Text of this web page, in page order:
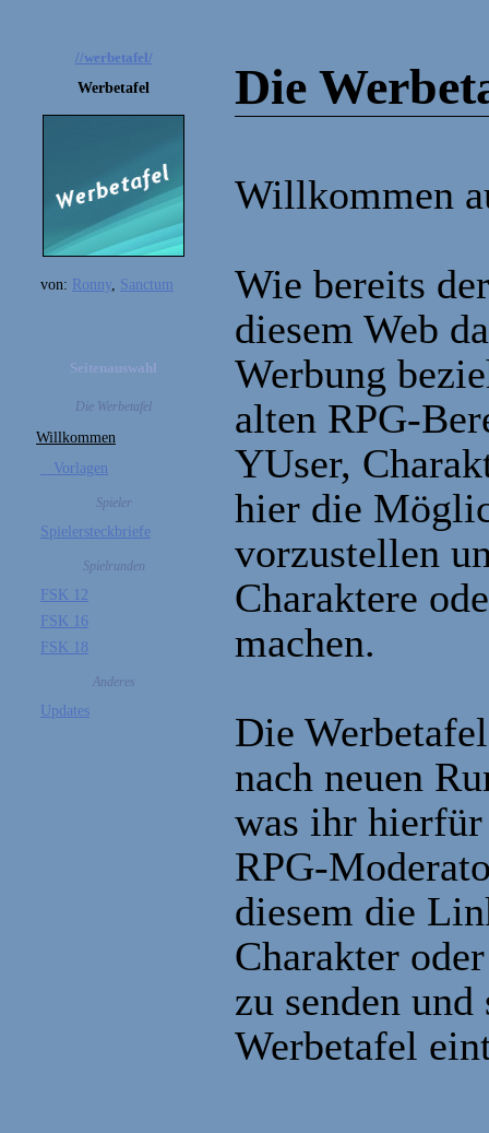
//werbetafel/
Werbetafel
von: Ronny, Sanctum
Seitenauswahl
Die Werbetafel
Willkommen
Vorlagen
Spieler
Spielersteckbriefe
Spielrunden
FSK 12
FSK 16
FSK 18
Anderes
Updates
Die
Willkommen
Wie bereits
diesem Web
Werbung
alten RPG-
YUser,
hier die
vorzustellen
Charaktere
machen.
Die
nach neuen
was ihr
RPG-
diesem die
Charakter
zu senden
Werbetafel